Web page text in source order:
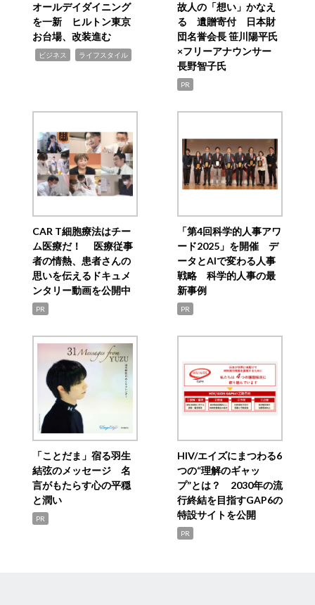
オールデイダイニング
を一新 ヒルトン東京
お台場、改装進む
ビジネス ライフスタイル
故人の「想い」かなえ
る 遺贈寄付 日本財
団名誉会長 笹川陽平氏
×フリーアナウンサー
長野智子氏
PR
CAR T細胞療法はチー
ム医療だ！ 医療従事
者の情熱、患者さんの
思いを伝えるドキュメ
ンタリー動画を公開中
PR
「第4回科学的人事アワ
ード2025」を開催 デ
ータとAIで変わる人事
戦略 科学的人事の最
新事例
PR
「ことだま」宿る羽生
結弦のメッセージ 名
言がもたらす心の平穏
と潤い
PR
HIV/エイズにまつわる6
つの“理解のギャッ
プ”とは？ 2030年の流
行終結を目指すGAP6の
特設サイトを公開
PR